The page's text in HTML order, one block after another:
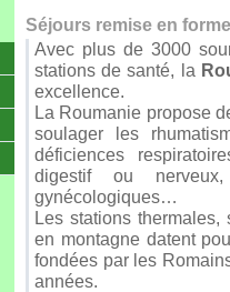
Séjours remise en
Avec plus de 3000
stations de santé, la
excellence.
La Roumanie propose
soulager les
déficiences
digestif ou
gynécologiques…
Les stations
en montagne datent
fondées par les
années.